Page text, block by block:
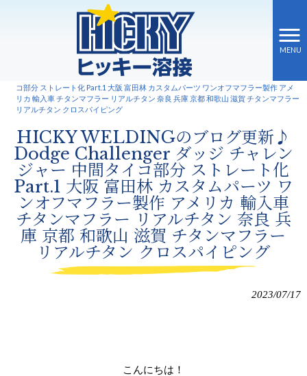
MENU
ヒッキー溶接 HOME
> 新着情報
>
HICKY WELDINGのブログ更新♪ Dodge Challenger ダッジ チャレンジャー 中間タイ
コ部分 ストレート化 Part.1 大阪 富田林 カスタムパーツ ワンオフマフラー製作 アメ
リカ 輸入車 チタンマフラー リアルチタン 奈良 兵庫 京都 和歌山 滋賀 チタンマフラー
リアルチタン クロスパイピング
HICKY WELDINGのブログ更新♪
Dodge Challenger ダッジ チャレン
ジャー 中間タイコ部分 ストレート化
Part.1 大阪 富田林 カスタムパーツ ワ
ンオフマフラー製作 アメリカ 輸入車
チタンマフラー リアルチタン 奈良 兵
庫 京都 和歌山 滋賀 チタンマフラー
リアルチタン クロスパイピング
2023/07/17
こんにちは！